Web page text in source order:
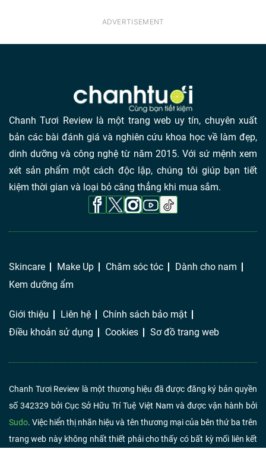
Chanh Tươi Review là một trang web uy tín, chuyên xuất
bản các bài đánh giá và nghiên cứu khoa học về làm đẹp,
dinh dưỡng và công nghệ từ năm 2015. Với sứ mệnh xem
xét sản phẩm một cách độc lập, chúng tôi giúp bạn tiết
kiệm thời gian và loại bỏ căng thẳng khi mua sắm.
Skincare Make Up Chăm sóc tóc
Dành cho nam
Kem dưỡng ẩm
Giới thiệu Liên hệ
Chính sách bảo mật
Điều khoản sử dụng
Cookies Sơ đồ trang web
Chanh Tươi Review là một thương hiệu đã được đăng ký bản quyền
số 342329 bởi Cục Sở Hữu Trí Tuệ Việt Nam và được vận hành bởi
Sudo. Việc hiển thị nhãn hiệu và tên thương mại của bên thứ ba trên
trang web này không nhất thiết phải cho thấy có bất kỳ mối liên kết